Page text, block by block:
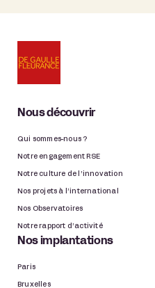
Nous découvrir
Qui sommes-nous ?
Notre engagement RSE
Notre culture de l’innovation
Nos projets à l’international
Nos Observatoires
Notre rapport d’activité
Nos implantations
Paris
Bruxelles